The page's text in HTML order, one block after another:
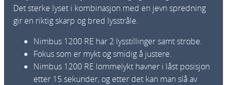
s
1
2
0
0
Det sterke lyset i kombinasjon med en jevn spredning
gir en riktig skarp og bred lysstråle.
Nimbus 1200 RE har 2 lysstillinger samt strobe.
Fokus som er mykt og smidig å justere.
Nimbus 1200 RE lommelykt havner i låst posisjon
etter 15 sekunder, og etter det kan man slå av